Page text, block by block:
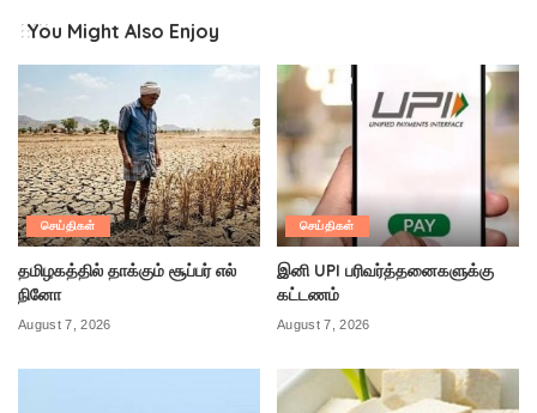
You Might Also Enjoy
செய்திகள்
தமிழகத்தில் தாக்கும் சூப்பர் எல்
நினோ
August 7, 2026
செய்திகள்
இனி UPI பரிவர்த்தனைகளுக்கு
கட்டணம்
August 7, 2026